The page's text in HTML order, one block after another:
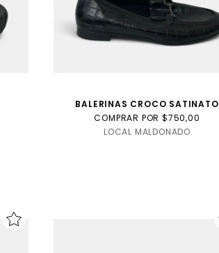
BALERINAS CROCO SATINATO
COMPRAR POR $750,00
LOCAL MALDONADO